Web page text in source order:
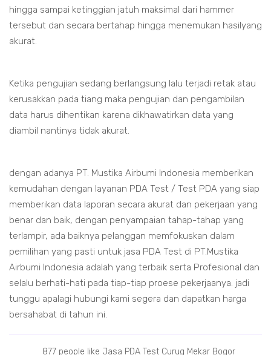
hingga sampai ketinggian jatuh maksimal dari hammer
tersebut dan secara bertahap hingga menemukan hasilyang
akurat.
Ketika pengujian sedang berlangsung lalu terjadi retak atau
kerusakkan pada tiang maka pengujian dan pengambilan
data harus dihentikan karena dikhawatirkan data yang
diambil nantinya tidak akurat.
dengan adanya PT. Mustika Airbumi Indonesia memberikan
kemudahan dengan layanan PDA Test / Test PDA yang siap
memberikan data laporan secara akurat dan pekerjaan yang
benar dan baik, dengan penyampaian tahap-tahap yang
terlampir, ada baiknya pelanggan memfokuskan dalam
pemilihan yang pasti untuk jasa PDA Test di PT.Mustika
Airbumi Indonesia adalah yang terbaik serta Profesional dan
selalu berhati-hati pada tiap-tiap proese pekerjaanya. jadi
tunggu apalagi hubungi kami segera dan dapatkan harga
bersahabat di tahun ini.
877 people like Jasa PDA Test Curug Mekar Bogor